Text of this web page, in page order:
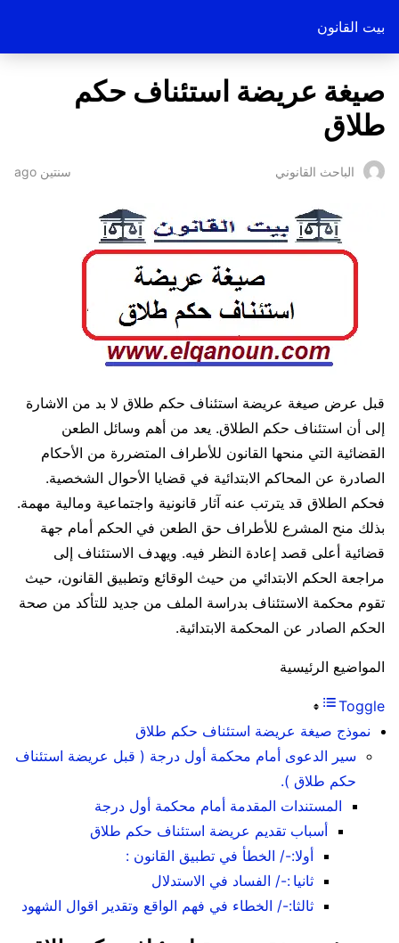
بيت القانون
صيغة عريضة استئناف حكم
طلاق
الباحث القانوني سنتين ago
قبل عرض صيغة عريضة استئناف حكم طلاق لا بد من الاشارة
إلى أن استئناف حكم الطلاق. يعد من أهم وسائل الطعن
القضائية التي منحها القانون للأطراف المتضررة من الأحكام
الصادرة عن المحاكم الابتدائية في قضايا الأحوال الشخصية.
فحكم الطلاق قد يترتب عنه آثار قانونية واجتماعية ومالية مهمة.
بذلك منح المشرع للأطراف حق الطعن في الحكم أمام جهة
قضائية أعلى قصد إعادة النظر فيه. ويهدف الاستئناف إلى
مراجعة الحكم الابتدائي من حيث الوقائع وتطبيق القانون، حيث
تقوم محكمة الاستئناف بدراسة الملف من جديد للتأكد من صحة
الحكم الصادر عن المحكمة الابتدائية.
المواضيع الرئيسية
Toggle
نموذج صيغة عريضة استئناف حكم طلاق
سير الدعوى أمام محكمة أول درجة ( قبل عريضة استئناف
حكم طلاق ).
المستندات المقدمة أمام محكمة أول درجة
أسباب تقديم عريضة استئناف حكم طلاق
أولا:-/ الخطأ في تطبيق القانون :
ثانيا :-/ الفساد في الاستدلال
ثالثا:-/ الخطاء في فهم الواقع وتقدير اقوال الشهود